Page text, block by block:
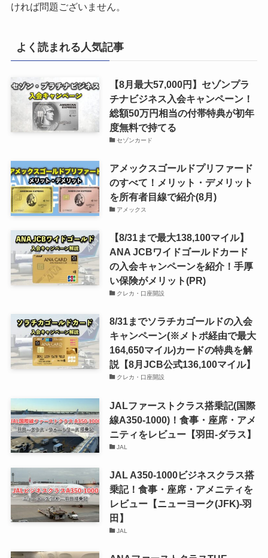
ければ問題ございません。
よく読まれる人気記事
【8月最大57,000円】セゾンプラ
チナビジネス入会キャンペーン！
総額50万円相当の付帯特典が初年
度無料で持てる
セゾンカード
アメックスゴールドプリファード
のすべて！メリット・デメリット
を所有者目線で紹介(8月)
アメックス
【8/31まで最大138,100マイル】
ANA JCBワイドゴールドカード
の入会キャンペーンを紹介！手厚
い保険がメリット(PR)
クレカ・口座開設
8/31までソラチカゴールドの入会
キャンペーン(※メトポ経由で最大
164,650マイル)カードの特典を解
説【8月JCB公式136,100マイル】
クレカ・口座開設
JALファーストクラス搭乗記(国際
線A350-1000)！食事・座席・アメ
ニティをレビュー【羽田-ダラス】
JAL
JAL A350-1000ビジネスクラス搭
乗記！食事・座席・アメニティを
レビュー【ニューヨーク(JFK)-羽
田】
JAL